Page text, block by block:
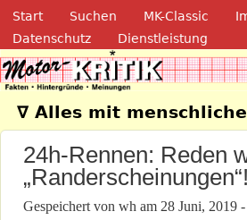
Direkt zum Inhalt
Navigation
Start Suchen MK-Classic
Datenschutz
Dienstleistung
Motor-
∇ Alles mit
24h-Rennen: Reden
„Randerscheinungen“!
Gespeichert von wh am 28 Juni, 2019